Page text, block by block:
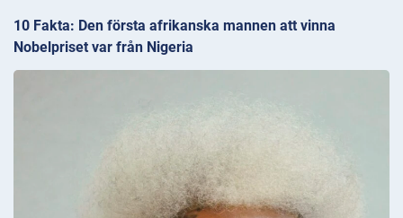
10 Fakta: Den första afrikanska mannen att vinna
Nobelpriset var från Nigeria